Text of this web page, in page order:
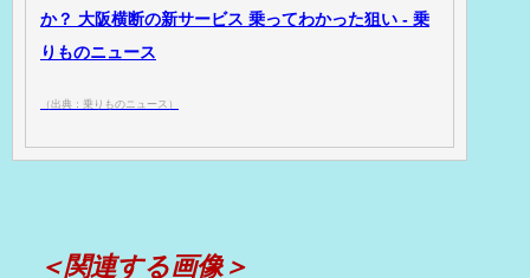
か？ 大阪横断の新サービス 乗ってわかった狙い - 乗
りものニュース
（出典：乗りものニュース）
＜関連する画像＞